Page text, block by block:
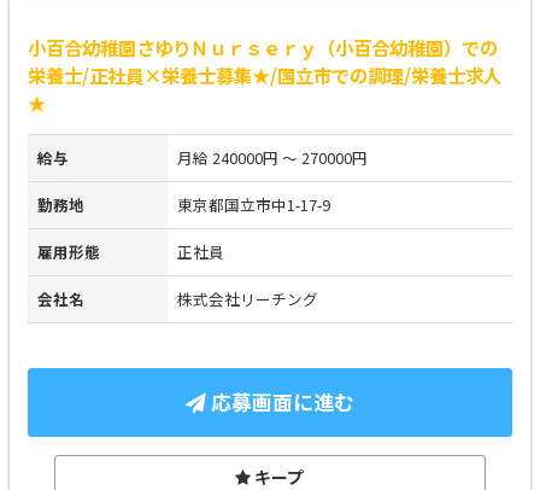
小百合幼稚園さゆりＮｕｒｓｅｒｙ（小百合幼稚園）での
栄養士/正社員×栄養士募集★/国立市での調理/栄養士求人
★
給与 月給 240000円 ～ 270000円
勤務地 東京都国立市中1-17-9
雇用形態 正社員
会社名 株式会社リーチング
応募画面に進む
キープ